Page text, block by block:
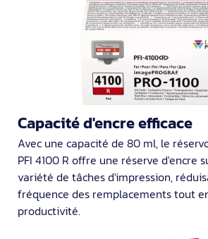
Capacité d'encre efficace
Avec une capacité de 80 ml, le
PFI 4100 R offre une réserve d'encre
variété de tâches d'impression,
fréquence des remplacements tout
productivité.